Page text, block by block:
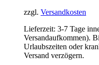
zzgl. Versandkosten
Lieferzeit: 3-7 Tage
Versandaufkommen).
Urlaubszeiten oder
Versand verzögern.